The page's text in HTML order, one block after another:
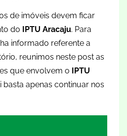
de imóveis devem ficar
do IPTU Aracaju. Para
informado referente a
reunimos neste post as
que envolvem o IPTU
basta apenas continuar nos